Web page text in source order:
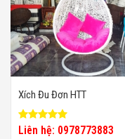
Xích Đu Đơn HTT
Liên hệ: 0978773883